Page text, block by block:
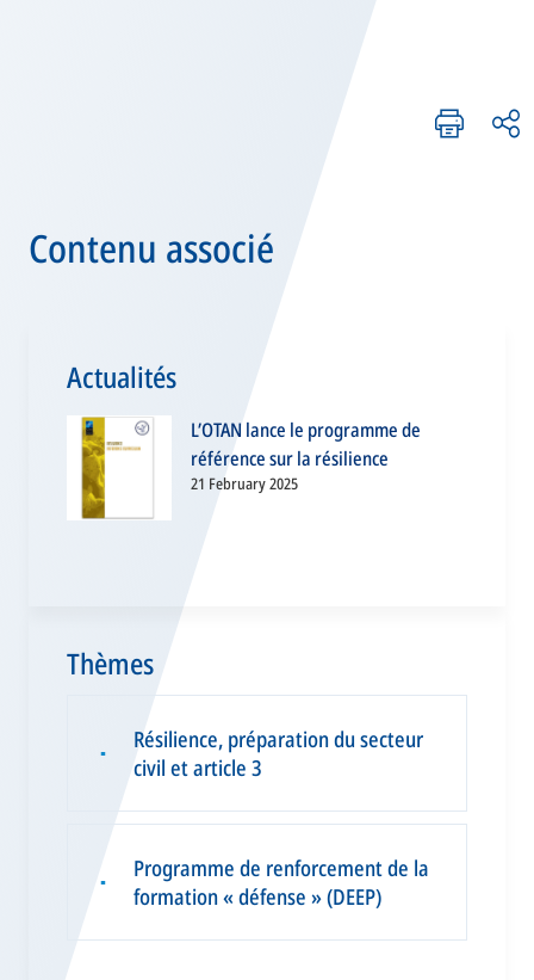
Contenu associé
Actualités
L’OTAN lance le programme de
référence sur la résilience
21 February 2025
Thèmes
▪
Résilience, préparation du secteur
civil et article 3
▪
Programme de renforcement de la
formation « défense » (DEEP)